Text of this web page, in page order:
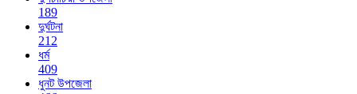
189
দুর্ঘটনা
212
ধর্ম
409
ধুনট উপজেলা